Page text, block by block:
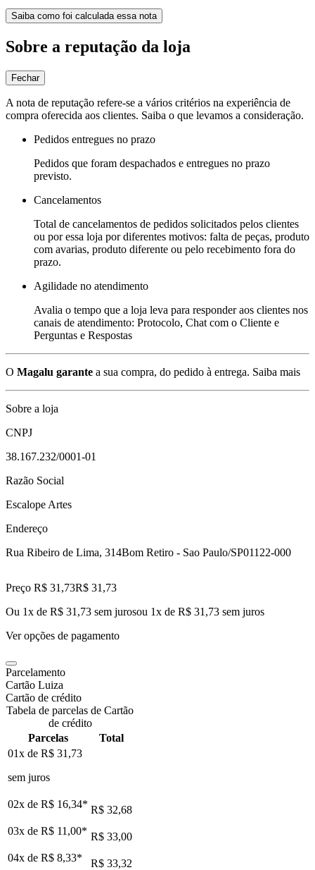
Saiba como foi calculada essa nota
Sobre a reputação da loja
Fechar
A nota de reputação refere-se a vários critérios na experiência de
compra oferecida aos clientes. Saiba o que levamos a consideração.
Pedidos entregues no prazo
Pedidos que foram despachados e entregues no prazo
previsto.
Cancelamentos
Total de cancelamentos de pedidos solicitados pelos clientes
ou por essa loja por diferentes motivos: falta de peças, produto
com avarias, produto diferente ou pelo recebimento fora do
prazo.
Agilidade no atendimento
Avalia o tempo que a loja leva para responder aos clientes nos
canais de atendimento: Protocolo, Chat com o Cliente e
Perguntas e Respostas
O Magalu garante a sua compra, do pedido à entrega. Saiba mais
Sobre a loja
CNPJ
38.167.232/0001-01
Razão Social
Escalope Artes
Endereço
Rua Ribeiro de Lima, 314Bom Retiro - Sao Paulo/SP01122-000
Preço R$ 31,73R$ 31 ,73
Ou 1x de R$ 31,73 sem jurosou 1x de R$ 31,73 sem juros
Ver opções de pagamento
Parcelamento
Cartão Luiza
Cartão de crédito
Tabela de parcelas de Cartão
de crédito
Parcelas
Total
01x de R$ 31,73
sem juros
02x de R$ 16,34* R$ 32,68
03x de R$ 11,00* R$ 33,00
04x de R$ 8,33*
R$ 33,32